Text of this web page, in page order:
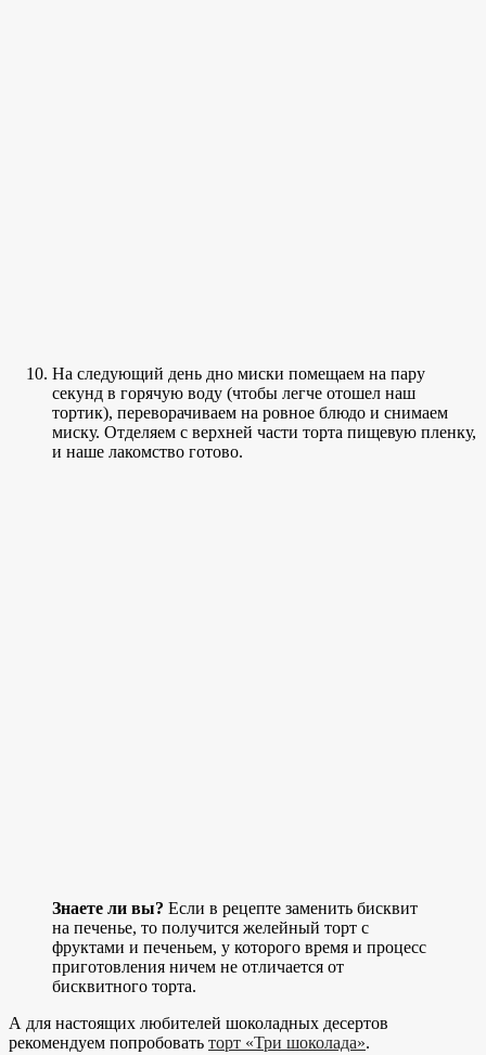
На следующий день дно миски помещаем на пару
секунд в горячую воду (чтобы легче отошел наш
тортик), переворачиваем на ровное блюдо и снимаем
миску. Отделяем с верхней части торта пищевую пленку,
и наше лакомство готово.
Знаете ли вы? Если в рецепте заменить бисквит
на печенье, то получится желейный торт с
фруктами и печеньем, у которого время и процесс
приготовления ничем не отличается от
бисквитного торта.
А для настоящих любителей шоколадных десертов
рекомендуем попробовать торт «Три шоколада».